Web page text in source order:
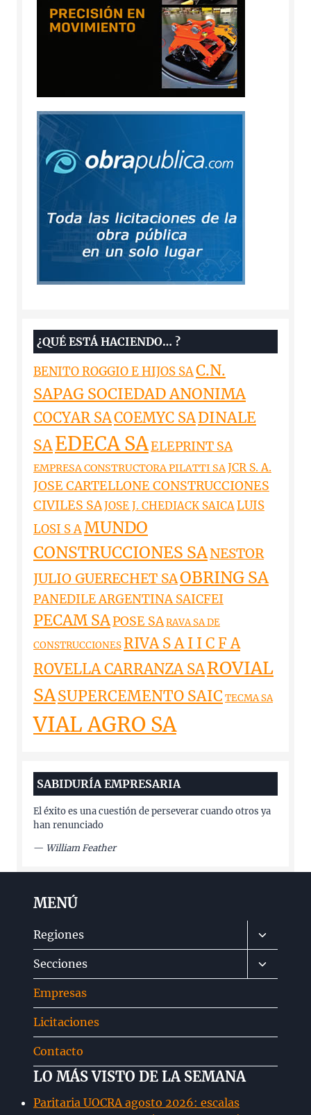
¿QUÉ ESTÁ HACIENDO… ?
BENITO ROGGIO E HIJOS SAC.N.
SAPAG SOCIEDAD ANONIMA
COCYAR SACOEMYC SADINALE
SAEDECA SAELEPRINT SA
EMPRESA CONSTRUCTORA PILATTI SAJCR S. A.
JOSE CARTELLONE CONSTRUCCIONES
CIVILES SAJOSE J. CHEDIACK SAICALUIS
LOSI S AMUNDO
CONSTRUCCIONES SANESTOR
JULIO GUERECHET SAOBRING SA
PANEDILE ARGENTINA SAICFEI
PECAM SAPOSE SARAVA SA DE
CONSTRUCCIONES RIVA S A I I C F A
ROVELLA CARRANZA SAROVIAL
SASUPERCEMENTO SAIC TECMA SA
VIAL AGRO SA
SABIDURÍA EMPRESARIA
El éxito es una cuestión de perseverar cuando otros ya
han renunciado
— William Feather
MENÚ
Regiones
Alternar
menú
hijo
Secciones
Alternar
menú
Empresas
Licitaciones
Contacto
LO MÁS VISTO DE LA SEMANA
Paritaria UOCRA agosto 2026: escalas